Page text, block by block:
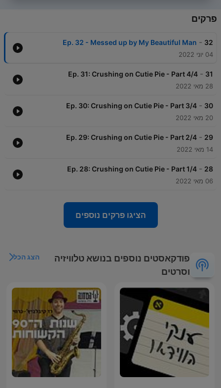
פרקים
32
-
Ep. 32 - Messed up by My Beautiful Man
04 יוני 2022
31
-
Ep. 31: Crushing on Cutie Pie - Part 4/4
28 מאי 2022
30
-
Ep. 30: Crushing on Cutie Pie - Part 3/4
20 מאי 2022
29
-
Ep. 29: Crushing on Cutie Pie - Part 2/4
14 מאי 2022
28
-
Ep. 28: Crushing on Cutie Pie - Part 1/4
06 מאי 2022
הציגו פרקים נוספים
פודקאסטים נוספים בנושא טלוויזיה
וסרטים
הצג הכל